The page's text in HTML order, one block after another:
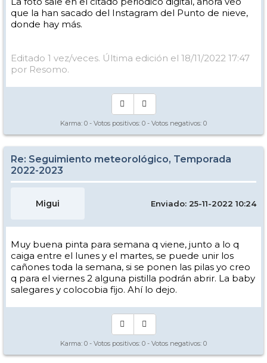
que la han sacado del Instagram del Punto de nieve,
donde hay más.
Editado 1 vez/veces. Última edición el 18/11/2022 17:47
por Resomo.
Karma: 0 - Votos positivos: 0 - Votos negativos: 0
Re: Seguimiento meteorológico, Temporada
2022-2023
Migui Enviado: 25-11-2022 10:24
Muy buena pinta para semana q viene, junto a lo q
caiga entre el lunes y el martes, se puede unir los
cañones toda la semana, si se ponen las pilas yo creo
q para el viernes 2 alguna pistilla podrán abrir. La baby
salegares y colocobia fijo. Ahí lo dejo.
Karma: 0 - Votos positivos: 0 - Votos negativos: 0